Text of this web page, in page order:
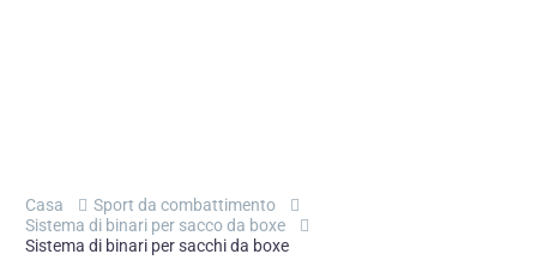
Casa
Sport da combattimento
Sistema di binari per sacco da boxe
Sistema di binari per sacchi da boxe